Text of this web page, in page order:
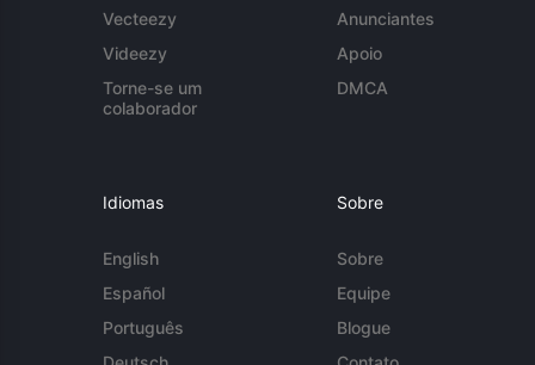
Vecteezy
Videezy
Torne-se um
colaborador
Anunciantes
Apoio
DMCA
Idiomas
English
Español
Português
Sobre
Sobre
Equipe
Blogue